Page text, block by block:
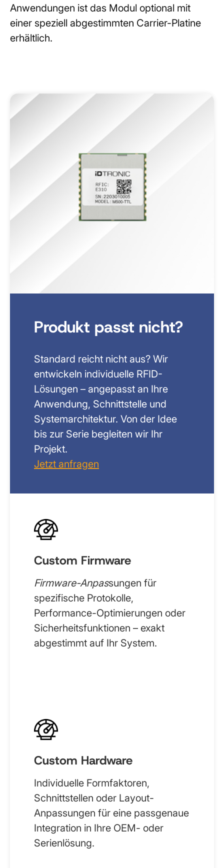
Anwendungen ist das Modul optional mit
einer speziell abgestimmten Carrier-Platine
erhältlich.
Produkt passt nicht?
Standard reicht nicht aus? Wir
entwickeln individuelle RFID-
Lösungen – angepasst an Ihre
Anwendung, Schnittstelle und
Systemarchitektur. Von der Idee
bis zur Serie begleiten wir Ihr
Projekt.
Jetzt anfragen
Custom Firmware
Firmware-Anpassungen für
spezifische Protokolle,
Performance-Optimierungen oder
Sicherheitsfunktionen – exakt
abgestimmt auf Ihr System.
Custom Hardware
Individuelle Formfaktoren,
Schnittstellen oder Layout-
Anpassungen für eine passgenaue
Integration in Ihre OEM- oder
Serienlösung.